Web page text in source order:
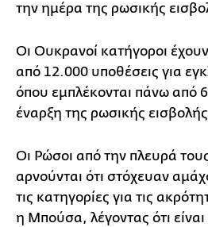
την ημέρα της ρωσικής
Οι Ουκρανοί κατήγοροι
από 12.000 υποθέσεις για
όπου εμπλέκονται πάνω από
έναρξη της ρωσικής
Οι Ρώσοι από την πλευρά
αρνούνται ότι στόχευαν
τις κατηγορίες για τις
η Μπούσα, λέγοντας ότι